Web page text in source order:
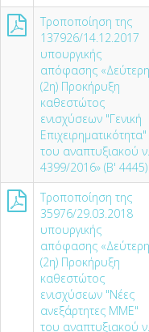
Τροποποίηση της
137926/14.12.2017
υπουργικής
απόφασης «Δεύτερη
(2η) Προκήρυξη
καθεστώτος
ενισχύσεων "Γενική
Επιχειρηματικότητα"
του αναπτυξιακού ν.
4399/2016» (Β' 4445)
Τροποποίηση της
35976/29.03.2018
υπουργικής
απόφασης «Δεύτερη
(2η) Προκήρυξη
καθεστώτος
ενισχύσεων "Νέες
ανεξάρτητες ΜΜΕ"
του αναπτυξιακού ν.